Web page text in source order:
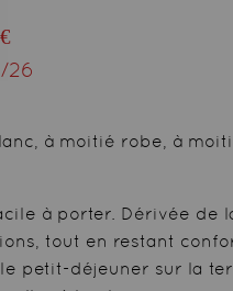
€
26
à moitié robe, à
à porter. Dérivée de
tout en restant
petit-déjeuner sur la